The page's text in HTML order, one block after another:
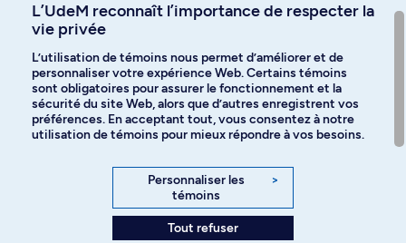
Langues
Facebook Instagram
YouTube
L’UdeM reconnaît l’importance de respecter la
vie privée
L’utilisation de témoins nous permet d’améliorer et de
personnaliser votre expérience Web. Certains témoins
sont obligatoires pour assurer le fonctionnement et la
sécurité du site Web, alors que d’autres enregistrent vos
préférences. En acceptant tout, vous consentez à notre
utilisation de témoins pour mieux répondre à vos besoins.
Personnaliser les
témoins
>
Tout refuser